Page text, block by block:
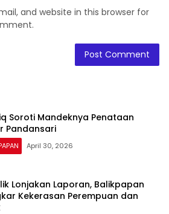
and website in this browser for
Soroti Mandeknya Penataan
Pandansari
April 30, 2026
Lonjakan Laporan, Balikpapan
Kekerasan Perempuan dan